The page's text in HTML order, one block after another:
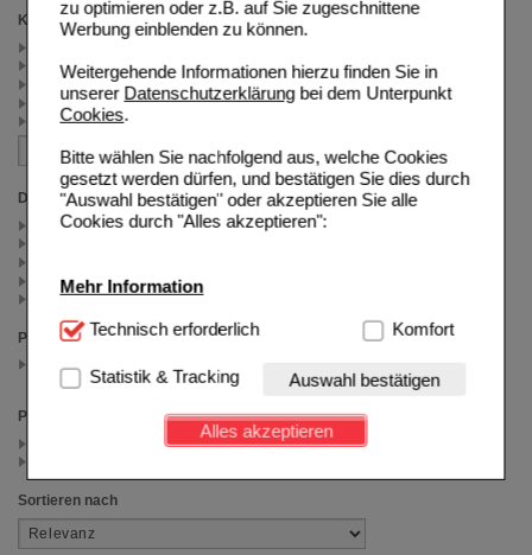
zu optimieren oder z.B. auf Sie zugeschnittene
Werbung einblenden zu können.
Weitergehende Informationen hierzu finden Sie in
unserer Datenschutzerklärungbei dem Unterpunkt
Cookies.
Bitte wählen Sie nachfolgend aus, welche Cookies
gesetzt werden dürfen, und bestätigen Sie dies durch
"Auswahl bestätigen" oder akzeptieren Sie alle
Cookies durch "Alles akzeptieren":
Mehr Information
Technisch Notwendig:Hierbei handelt es sich um
Website notwendig sind (z.B. Navigation, Warenkorb,
Kundenkonto), weshalb auf diese nicht verzichtet
werden kann.
Einkaufserlebnis noch ansprechender zu gestalten,
beispielsweise für die Wiedererkennung des
Besuchers oder unsere Seite an bevorzugte
Verhaltensweisen (z.B. Spracheinstellung)
Technisch erforderlich Komfort
Statistik & Tracking Auswahl bestätigen
Alles akzeptieren
Kategorien
Trockene Haut (2)
Gesichtsreinigung (2)
Körperpflege (2)
Männerpflege (2)
Darreichungsform
Creme (1)
Schaum (1)
Shampoo (1)
Packungsgröße
(auswahl entfernen)
Preis
Sortieren nach